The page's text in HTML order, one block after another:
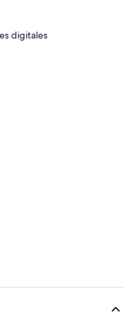
digitales